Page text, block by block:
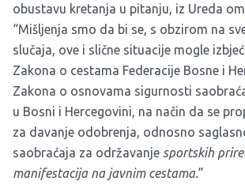
obustavu kretanja u pitanju, iz Ureda
“Mišljenja smo da bi se, s obzirom na
slučaja, ove i slične situacije mogle
Zakona o cestama Federacije Bosne i
Zakona o osnovama sigurnosti
u Bosni i Hercegovini, na način da se
za davanje odobrenja, odnosno
saobraćaja za održavanje sportskih
manifestacija na javnim cestama.”